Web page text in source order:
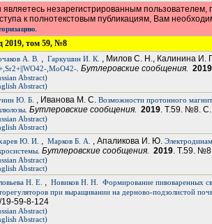
являетесь незарегистрированным
к полнотекстовым публикациям, Вам
.
2019, том 59, №8
А. В. , Гаркушин И. К. , Милов С. Н., Калинина И.
,MoO42-. Бутлеровские сообщения. 2019
Abstract)
Abstract)
Ю. Б. , Иванова М. С. Возможности протонного
. Бутлеровские сообщения. 2019. Т.59. №8.
Abstract)
Abstract)
Ю. И. , Марков Б. А. , Апаликова И. Ю.
. Бутлеровские сообщения. 2019. Т.59.
Abstract)
Abstract)
Н. Е. , Новиков Н. Н.
Формирование пивоваренных
при выращивании на дерново-подзолистой
19-59-8-124
Abstract)
Abstract)